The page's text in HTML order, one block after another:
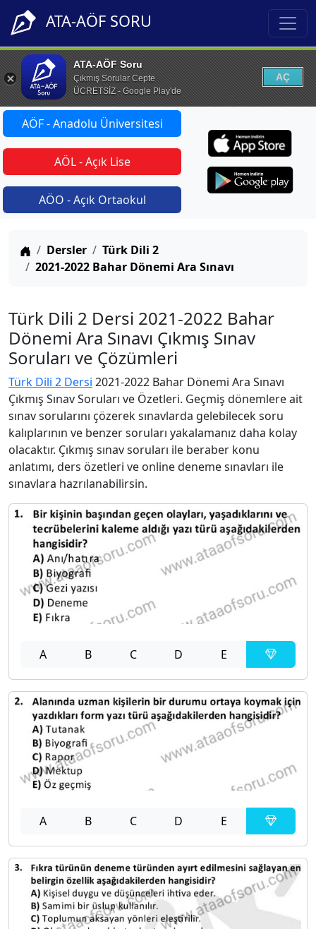
ATA-AÖF SORU
ATA-AÖF Soru
Çıkmış Sorular Cepte
ÜCRETSİZ - Google Play'de
AÇ
AÖF - Anadolu Üniversitesi
AÖL - Açık Lise
AÖO - Açık Ortaokul
Anasayfa
Dersler
Türk Dili 2
2021-2022 Bahar Dönemi Ara Sınavı
Türk Dili 2 Dersi 2021-2022 Bahar
Dönemi Ara Sınavı Çıkmış Sınav
Soruları ve Çözümleri
Türk Dili 2 Dersi 2021-2022 Bahar Dönemi Ara Sınavı
Çıkmış Sınav Soruları ve Özetleri. Geçmiş dönemlere ait
sınav sorularını çözerek sınavlarda gelebilecek soru
kalıplarının ve benzer soruları yakalamanız daha kolay
olacaktır. Çıkmış sınav soruları ile beraber konu
anlatımı, ders özetleri ve online deneme sınavları ile
sınavlara hazrılanabilirsin.
A B C D E
A B C D E